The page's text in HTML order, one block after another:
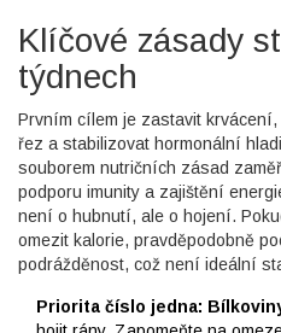
Klíčové zásady
týdnech
Prvním cílem je zastavit
řez a stabilizovat hormonální
souborem nutričních zásad
podporu imunity a zajištění
není o hubnutí, ale o hojení.
omezit kalorie, pravděpodobně
podrážděnost, což není ideální
Priorita číslo jedna: